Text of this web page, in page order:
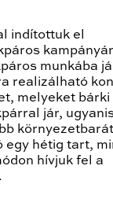
indítottuk el
munkába
realizálható
melyeket bárki
jár,
környezetbarát
egy hétig tart,
hívjuk fel a